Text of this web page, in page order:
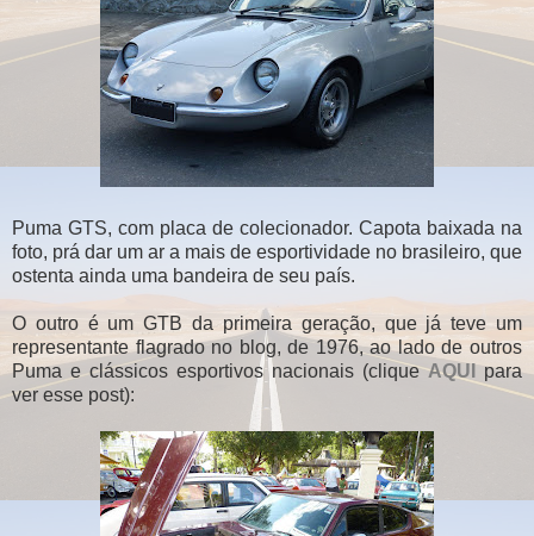
Puma GTS, com placa de colecionador. Capota baixada na
foto, prá dar um ar a mais de esportividade no brasileiro, que
ostenta ainda uma bandeira de seu país.
O outro é um GTB da primeira geração, que já teve um
representante flagrado no blog, de 1976, ao lado de outros
Puma e clássicos esportivos nacionais (cliqueAQUI
para
ver esse post):